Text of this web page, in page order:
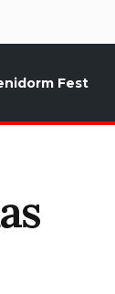
Fest